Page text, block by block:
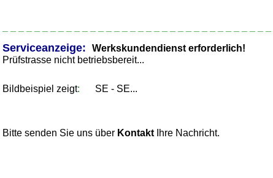
Serviceanzeige: Werkskundendienst erforderlich!
Prüfstrasse nicht betriebsbereit...
Bildbeispiel zeigt: SE - SE...
Bitte senden Sie uns über Kontakt Ihre Nachricht.